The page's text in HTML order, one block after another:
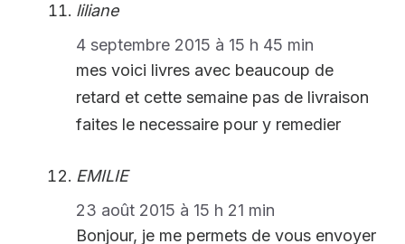
liliane
4 septembre 2015 à 15 h 45 min
mes voici livres avec beaucoup de
retard et cette semaine pas de livraison
faites le necessaire pour y remedier
EMILIE
23 août 2015 à 15 h 21 min
Bonjour, je me permets de vous envoyer